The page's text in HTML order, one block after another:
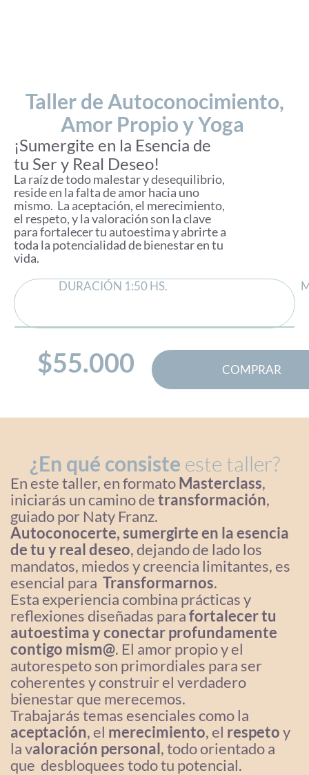
Taller de Autoconocimiento,
Amor Propio y Yoga
¡Sumergite en la Esencia de
tu Ser y Real Deseo!
La raíz de todo malestar y desequilibrio,
reside en la falta de amor hacia uno
mismo. La aceptación, el merecimiento,
el respeto, y la valoración son la clave
para fortalecer tu autoestima y abrirte a
toda la potencialidad de bienestar en tu
vida.
DURACIÓN 1:50 HS.
$55.000 COMPRAR
¿En qué consiste este taller?
En este taller, en formatoMasterclass,
iniciarás un camino detransformación,
guiado por Naty Franz.
Autoconocerte, sumergirte en la esencia
de tu y real deseo, dejando de lado los
mandatos, miedos y creencia limitantes, es
esencial para Transformarnos.
Esta experiencia combina prácticas y
reflexiones diseñadas parafortalecer tu
autoestima y conectar profundamente
contigo mism@. El amor propio y el
autorespeto son primordiales para ser
coherentes y construir el verdadero
bienestar que merecemos.
Trabajarás temas esenciales como la
aceptación, el merecimiento, el respetoy
la valoración personal, todo orientado a
que desbloquees todo tu potencial.